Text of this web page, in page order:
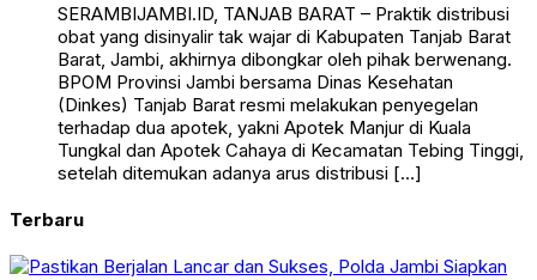
SERAMBIJAMBI.ID, TANJAB BARAT – Praktik distribusi
obat yang disinyalir tak wajar di Kabupaten Tanjab Barat
Barat, Jambi, akhirnya dibongkar oleh pihak berwenang.
BPOM Provinsi Jambi bersama Dinas Kesehatan
(Dinkes) Tanjab Barat resmi melakukan penyegelan
terhadap dua apotek, yakni Apotek Manjur di Kuala
Tungkal dan Apotek Cahaya di Kecamatan Tebing Tinggi,
setelah ditemukan adanya arus distribusi […]
Terbaru